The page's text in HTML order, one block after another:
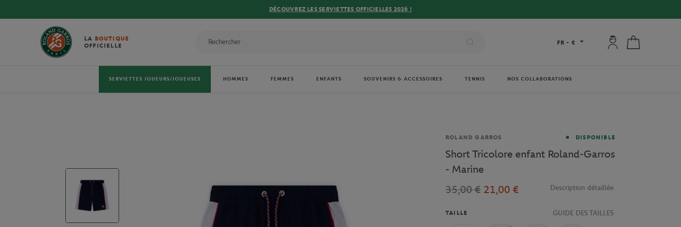
DÉCOUVREZ LES SERVIETTES OFFICIELLES 2026 !
LA BOUTIQUE
OFFICIELLE
FR - € Mon compte : se
SERVIETTES JOUEURS/JOUEUSES HOMMES FEMMES ENFANTS SOUVENIRS & ACCESSOIRES TENNIS NOS COLLABORATIONS
Marque
ROLAND GARROS DISPONIBLE
Short Tricolore enfant Roland-Garros
- Marine
35,00 € 21,00 € Description détaillée
TAILLE GUIDE DES TAILLES